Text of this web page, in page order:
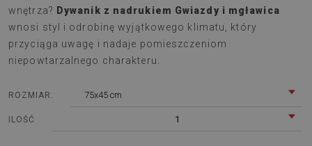
wnętrza? Dywanik z nadrukiem Gwiazdy i mgławica
wnosi styl i odrobinę wyjątkowego klimatu, który
przyciąga uwagę i nadaje pomieszczeniom
niepowtarzalnego charakteru.
ROZMIAR: 75x45 cm
ILOŚĆ 1